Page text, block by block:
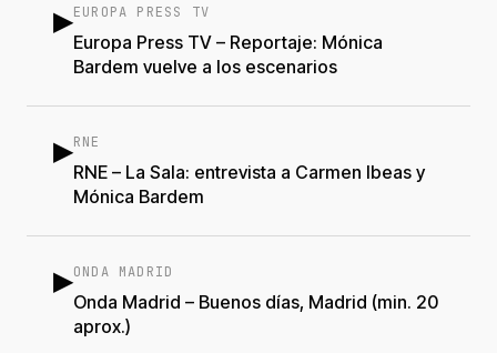
▶EUROPA PRESS TV
Europa Press TV – Reportaje: Mónica
Bardem vuelve a los escenarios
▶RNE
RNE – La Sala: entrevista a Carmen Ibeas y
Mónica Bardem
▶ONDA MADRID
Onda Madrid – Buenos días, Madrid (min. 20
aprox.)